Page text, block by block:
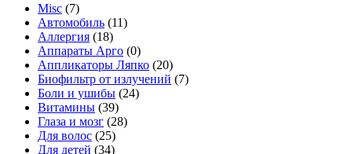
Misc (7)
Автомобиль (11)
Аллергия (18)
Аппараты Арго (0)
Аппликаторы Ляпко (20)
Биофильтр от излучений (7)
Боли и ушибы (24)
Витамины (39)
Глаза и мозг (28)
Для волос (25)
Для детей (34)